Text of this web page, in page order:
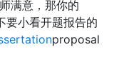
满意，那你的
小看开题报告的
proposal